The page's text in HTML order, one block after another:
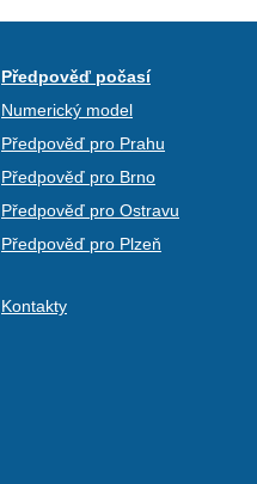
Předpověď počasí
Numerický model
Předpověď pro Prahu
Předpověď pro Brno
Předpověď pro Ostravu
Předpověď pro Plzeň
Kontakty